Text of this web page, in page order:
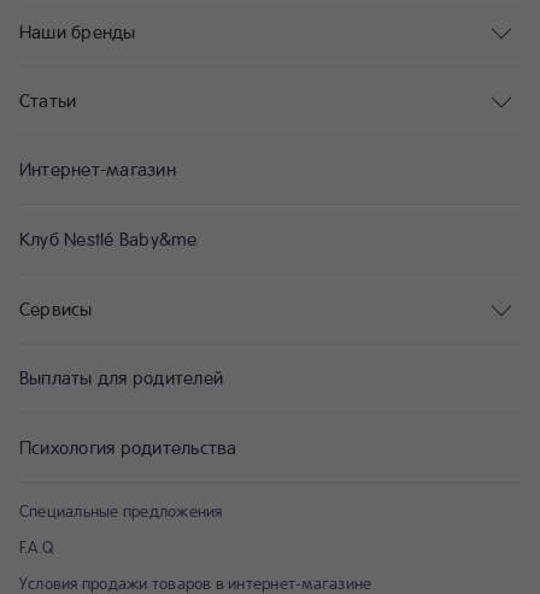
Наши бренды
Статьи
Специальные предложения
F.A.Q
Условия продажи товаров в интернет-магазине
Интернет-магазин
Клуб Nestlé Baby&me
Сервисы
Выплаты для родителей
Психология родительства